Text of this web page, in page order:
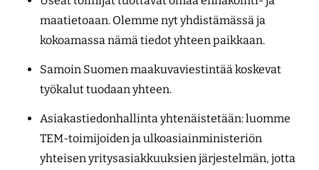
maatietoaan. Olemme nyt yhdistämässä ja
kokoamassa nämä tiedot yhteen paikkaan.
Samoin Suomen maakuvaviestintää koskevat
työkalut tuodaan yhteen.
Asiakastiedonhallinta yhtenäistetään: luomme
TEM-toimijoiden ja ulkoasiainministeriön
yhteisen yritysasiakkuuksien järjestelmän, jotta